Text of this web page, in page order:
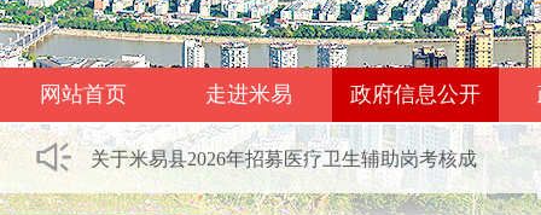
网站首页 走进米易 政府信息公开
关于米易县2026年招募医疗卫生辅助岗考核成